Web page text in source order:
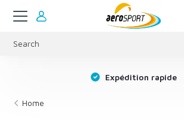
Expédition rapide
Home